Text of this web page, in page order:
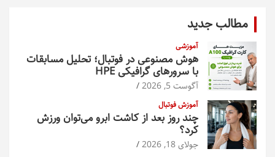
مطالب جدید
آموزشی
هوش مصنوعی در فوتبال؛ تحلیل مسابقات
با سرورهای گرافیکی HPE
آگوست 5, 2026
آموزش فوتبال
چند روز بعد از کاشت ابرو می‌توان ورزش
کرد؟
جولای 18, 2026